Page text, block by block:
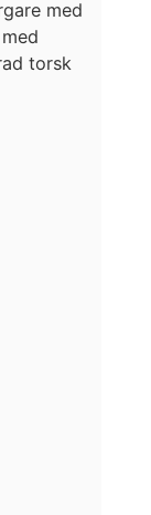
med
torsk